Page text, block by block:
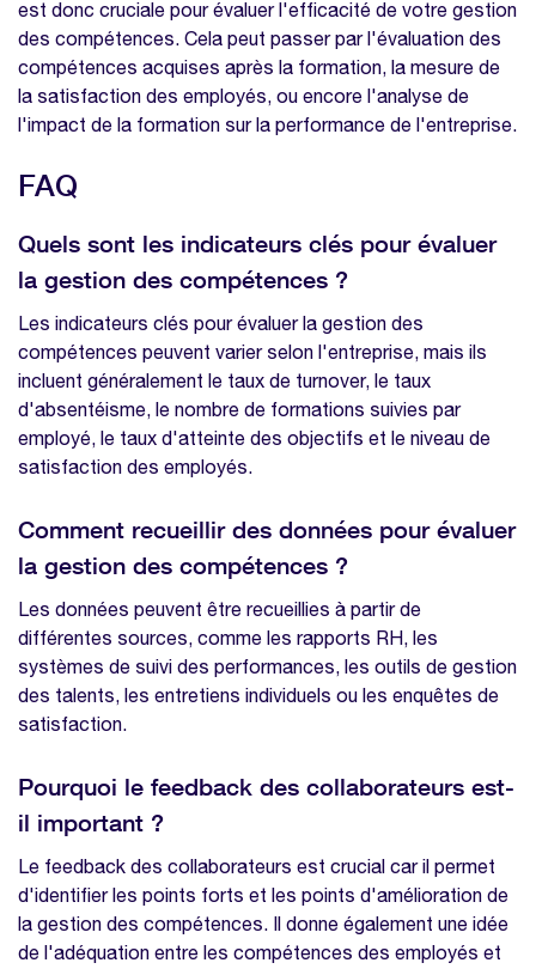
est donc cruciale pour évaluer l'efficacité de votre gestion
des compétences. Cela peut passer par l'évaluation des
compétences acquises après la formation, la mesure de
la satisfaction des employés, ou encore l'analyse de
l'impact de la formation sur la performance de l'entreprise.
FAQ
Quels sont les indicateurs clés pour évaluer
la gestion des compétences ?
Les indicateurs clés pour évaluer la gestion des
compétences peuvent varier selon l'entreprise, mais ils
incluent généralement le taux de turnover, le taux
d'absentéisme, le nombre de formations suivies par
employé, le taux d'atteinte des objectifs et le niveau de
satisfaction des employés.
Comment recueillir des données pour évaluer
la gestion des compétences ?
Les données peuvent être recueillies à partir de
différentes sources, comme les rapports RH, les
systèmes de suivi des performances, les outils de gestion
des talents, les entretiens individuels ou les enquêtes de
satisfaction.
Pourquoi le feedback des collaborateurs est-
il important ?
Le feedback des collaborateurs est crucial car il permet
d'identifier les points forts et les points d'amélioration de
la gestion des compétences. Il donne également une idée
de l'adéquation entre les compétences des employés et